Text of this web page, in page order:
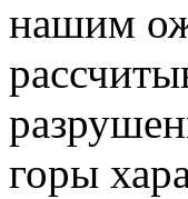
нашим
горы